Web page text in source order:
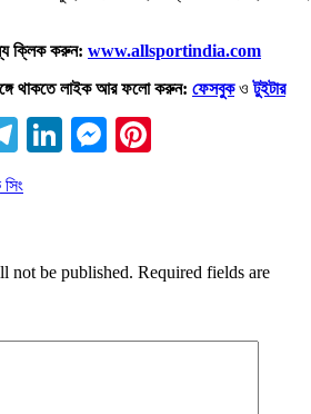
ক্লিক করুন: www.allsportindia.com
থাকতে লাইক আর ফলো করুন: ফেসবুকওটুইটার
Telegram
LinkedIn
Messenger
সিং
not be published. Required fields are